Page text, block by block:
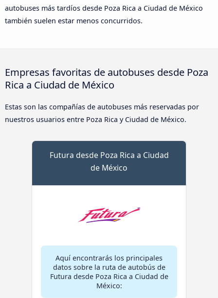
autobuses más tardíos desde Poza Rica a Ciudad de México
también suelen estar menos concurridos.
Empresas favoritas de autobuses desde Poza
Rica a Ciudad de México
Estas son las compañías de autobuses más reservadas por
nuestros usuarios entre Poza Rica y Ciudad de México.
Futura desde Poza Rica a Ciudad
de México
Aquí encontrarás los principales
datos sobre la ruta de autobús de
Futura desde Poza Rica a Ciudad de
México: